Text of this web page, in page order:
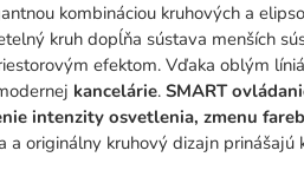
kombináciou kruhových a
kruh dopĺňa sústava menších
efektom. Vďaka oblým
kancelárie. SMART
intenzity osvetlenia, zmenu
a originálny kruhový dizajn